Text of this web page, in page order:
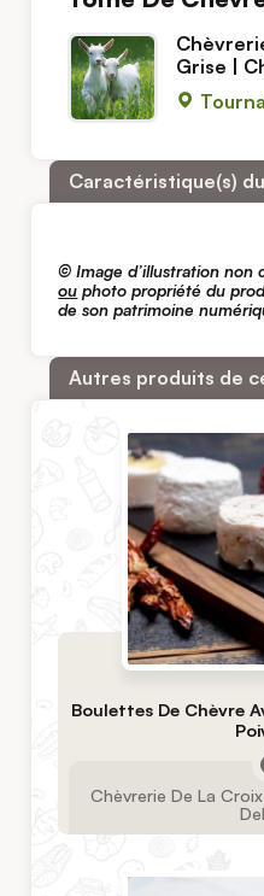
Grise |
Caractéristique(s)
© Image d’illustration non
ou photo propriété du
de son patrimoine
Autres produits de
Boulettes De Chèvre
Chèvrerie De La